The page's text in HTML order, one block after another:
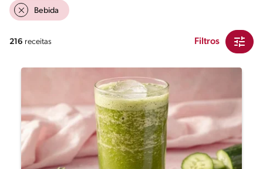
Bebida
216 receitas Filtros